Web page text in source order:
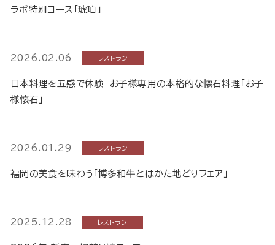
ラボ特別コース「琥珀」
2026.02.06 レストラン
日本料理を五感で体験 お子様専用の本格的な懐石料理「お子
様懐石」
2026.01.29 レストラン
福岡の美食を味わう「博多和牛とはかた地どりフェア」
2025.12.28 レストラン